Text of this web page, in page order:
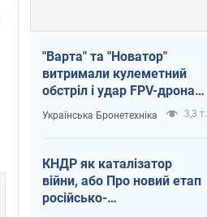
"Варта" та "Новатор"
витримали кулеметний
обстріл і удар FPV-дрона,
врятувавши життя
офіцеру ЗСУ
Українська Бронетехніка 3,3 т.
КНДР як каталізатор
війни, або Про новий етап
російсько-